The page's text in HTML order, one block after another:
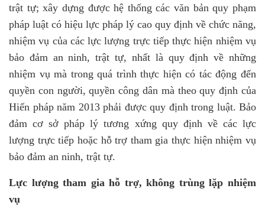
trật tự; xây dựng được hệ thống các văn bản quy phạm
pháp luật có hiệu lực pháp lý cao quy định về chức năng,
nhiệm vụ của các lực lượng trực tiếp thực hiện nhiệm vụ
bảo đảm an ninh, trật tự, nhất là quy định về những
nhiệm vụ mà trong quá trình thực hiện có tác động đến
quyền con người, quyền công dân mà theo quy định của
Hiến pháp năm 2013 phải được quy định trong luật. Bảo
đảm cơ sở pháp lý tương xứng quy định về các lực
lượng trực tiếp hoặc hỗ trợ tham gia thực hiện nhiệm vụ
bảo đảm an ninh, trật tự.
Lực lượng tham gia hỗ trợ, không trùng lặp nhiệm
vụ